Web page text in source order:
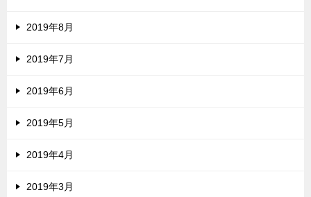
2019年8月
2019年7月
2019年6月
2019年5月
2019年4月
2019年3月